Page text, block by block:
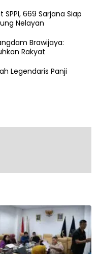
669 Sarjana Siap
Nelayan
Brawijaya:
Rakyat
Legendaris Panji